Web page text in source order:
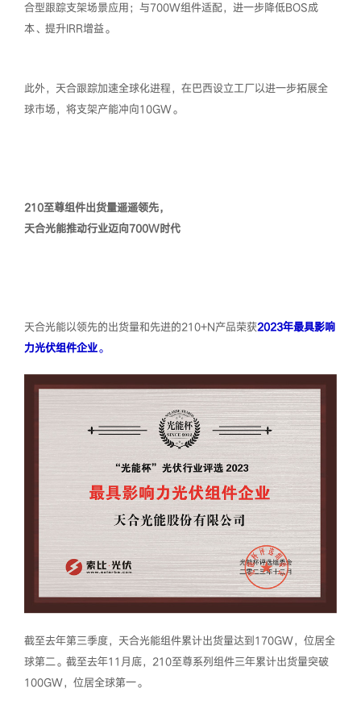
合型跟踪支架场景应用；与700W组件适配，进一步降低BOS成
本、提升IRR增益。
此外，天合跟踪加速全球化进程，在巴西设立工厂以进一步拓展全
球市场，将支架产能冲向10GW。
210至尊组件出货量遥遥领先，
天合光能推动行业迈向700W时代
天合光能以领先的出货量和先进的210+N产品荣获2023年最具影响
力光伏组件企业。
截至去年第三季度，天合光能组件累计出货量达到170GW，位居全
球第二。截至去年11月底，210至尊系列组件三年累计出货量突破
100GW，位居全球第一。